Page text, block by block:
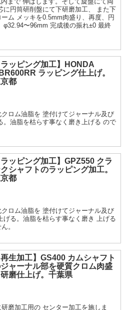
に円筒研削盤にて下研磨加工、 また下
ム メッキを0.5mm肉盛り、再度、円
φ32.94〜96mm 完成後の振れ±0 最終
ラッピング加工】HONDA
ラッピング仕上げ。
都
ロム油脂を 塗付けてジャーナル及び
。油脂を枯らす事なく磨き上げる ので
ラッピング加工】GPZ550 クラ
シャフトのラッピング加工。
都
ロム油脂を 塗付けてジャーナル及び
げる。油脂を枯らす事なく磨き 上げる
。
再生加工】GS400 カムシャフト
ャーナル部を硬質クロム肉盛
研磨仕上げ。千葉県
磨加工用の センター加工を施しま